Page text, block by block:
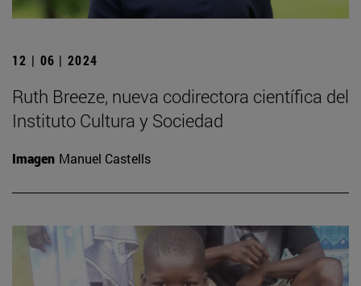
12 | 06 | 2024
Ruth Breeze, nueva codirectora científica del
Instituto Cultura y Sociedad
Imagen Manuel Castells